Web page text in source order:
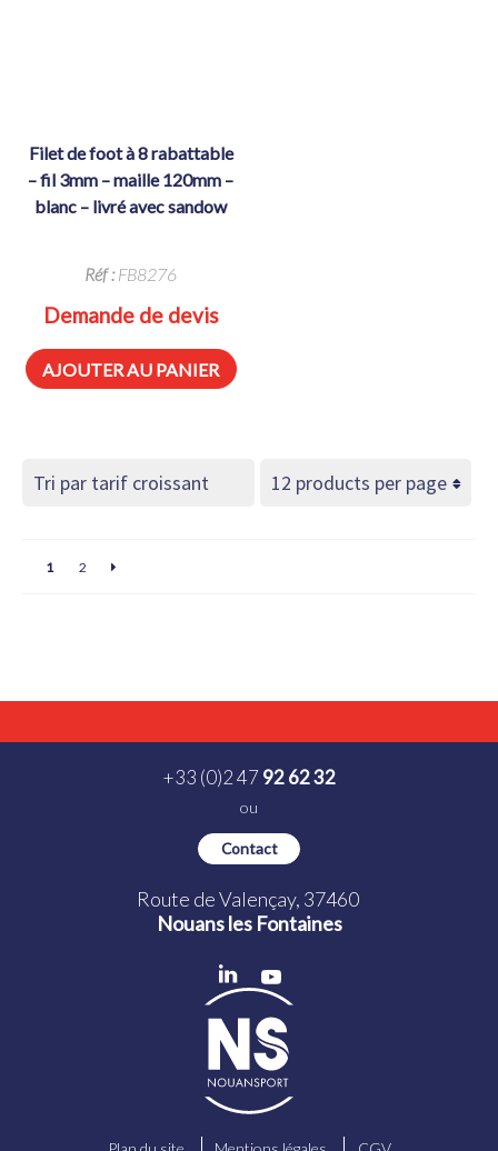
filet de foot à 8 rabattable
– fil 3mm – maille 120mm –
blanc – livré avec sandow
Réf :FB8276
Demande de devis
AJOUTER AU PANIER
1 2
+33 (0)2 47 92 62 32
ou
Contact
Route de Valençay, 37460
Nouans les Fontaines